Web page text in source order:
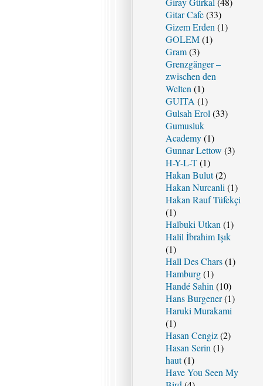
Gitar Cafe(33)
Gizem Erden (1)
GOLEM(1)
Gram(3)
Grenzgänger –
zwischen den
Welten (1)
GUITA (1)
Gulsah Erol (33)
Gumusluk
Academy(1)
Gunnar Lettow (3)
H-Y-L-T(1)
Hakan Bulut(2)
Hakan Nurcanli (1)
Hakan Rauf Tüfekçi
(1)
Halbuki Utkan (1)
Halil İbrahim Işık
(1)
Hall Des Chars(1)
Hamburg(1)
Handé Sahin (10)
Hans Burgener(1)
Haruki Murakami
(1)
Hasan Cengiz(2)
Hasan Serin (1)
haut(1)
Have You Seen My